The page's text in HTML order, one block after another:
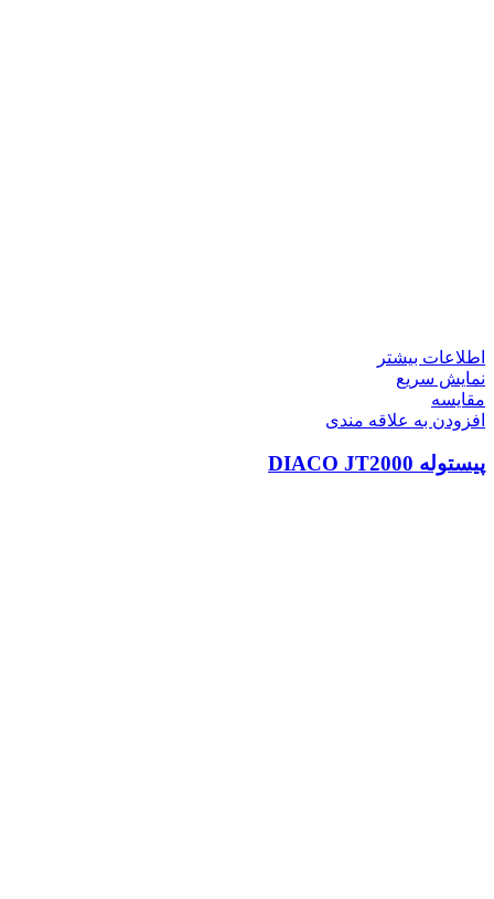
اطلاعات بیشتر
نمایش سریع
مقايسه
افزودن به علاقه مندی
پیستوله DIACO JT2000